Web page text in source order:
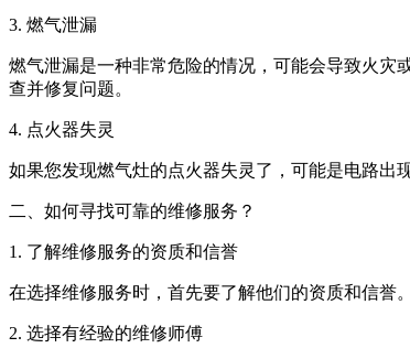
3. 燃气泄漏
燃气泄漏是一种非常危险的情况，可能会导致火灾
查并修复问题。
4. 点火器失灵
如果您发现燃气灶的点火器失灵了，可能是电路出
二、如何寻找可靠的维修服务？
1. 了解维修服务的资质和信誉
在选择维修服务时，首先要了解他们的资质和信誉
2. 选择有经验的维修师傅